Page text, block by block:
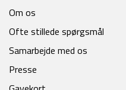
Om os
Ofte stillede spørgsmål
Samarbejde med os
Presse